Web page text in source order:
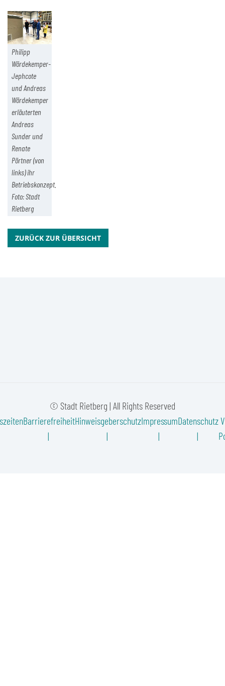
Philipp
Wördekemper-
Jephcote
und Andreas
Wördekemper
erläuterten
Andreas
Sunder und
Renate
Pörtner (von
links) ihr
Betriebskonzept.
Foto: Stadt
Rietberg
ZURÜCK ZUR ÜBERSICHT
© Stadt Rietberg | All Rights Reserved
BarrierefreiheitHinweisgeberschutzImpressumDatenschutz